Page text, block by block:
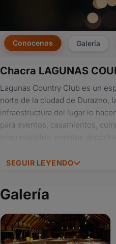
Conocenos Galería
Chacra LAGUNAS
Lagunas Country Club es un
norte de la ciudad de Durazno,
infraestructura del lugar lo
para eventos, casamientos,
SEGUIR LEYENDO
Galería
×
Consultar
¿Ya
tenés
aquí
autocompletar
tus
y
ahorrar
tiempo.